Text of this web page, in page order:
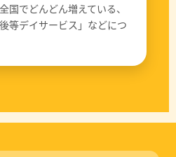
国でどんどん増えている、
等デイサービス」などにつ